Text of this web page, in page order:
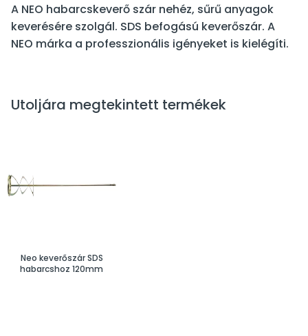
A NEO habarcskeverő szár nehéz, sűrű anyagok
keverésére szolgál. SDS befogású keverőszár. A
NEO márka a professzionális igényeket is kielégíti.
Utoljára megtekintett termékek
Neo keverőszár SDS
habarcshoz 120mm